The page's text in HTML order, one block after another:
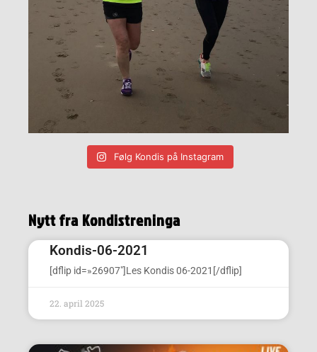
Følg Kondis på Instagram
Nytt fra Kondistreninga
Kondis-06-2021
[dflip id=»26907″]Les Kondis 06-2021[/dflip]
22. april 2025